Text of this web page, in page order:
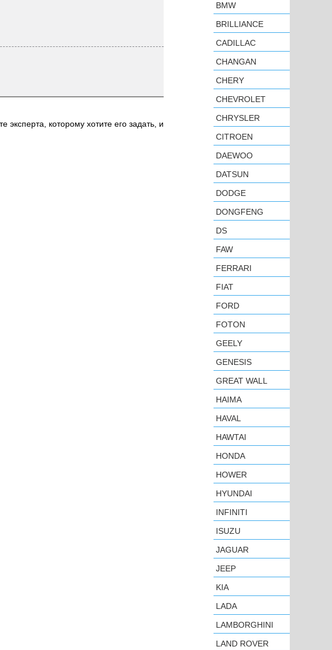
которому хотите его задать, и
BMW
BRILLIANCE
CADILLAC
CHANGAN
CHERY
CHEVROLET
CHRYSLER
CITROEN
DAEWOO
DATSUN
DODGE
DONGFENG
DS
FAW
FERRARI
FIAT
FORD
FOTON
GEELY
GENESIS
GREAT WALL
HAIMA
HAVAL
HAWTAI
HONDA
HOWER
HYUNDAI
INFINITI
ISUZU
JAGUAR
JEEP
KIA
LADA
LAMBORGHINI
LAND ROVER